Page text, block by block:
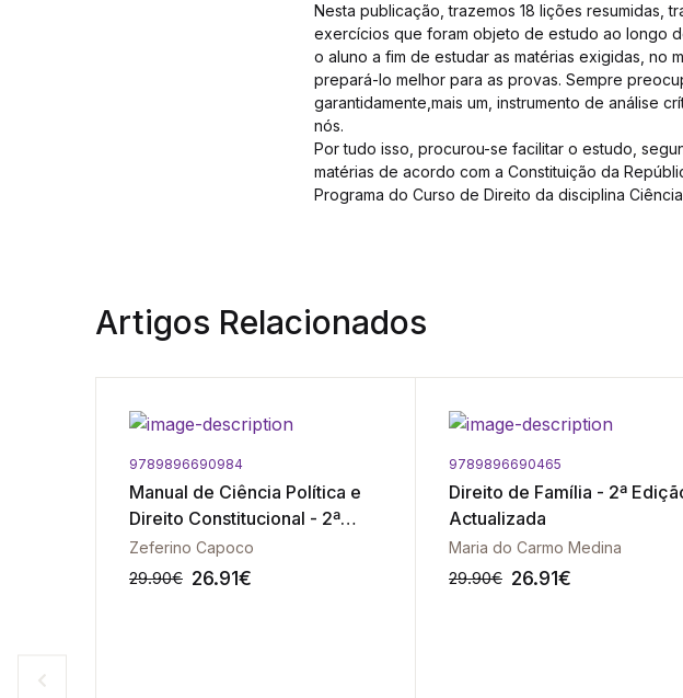
Nesta publicação, trazemos 18 lições resumidas,
exercícios que foram objeto de estudo ao longo
o aluno a fim de estudar as matérias exigidas,
prepará-lo melhor para as provas. Sempre
garantidamente,mais um, instrumento de análise
nós.
Por tudo isso, procurou-se facilitar o estudo,
matérias de acordo com a Constituição da
Programa do Curso de Direito da disciplina
Artigos Relacionados
9789896690984
Manual de Ciência Política e
Direito Constitucional - 2ª
Edição
Zeferino Capoco
29.90€ 26.91€
9789896690465
Direito de Família - 2ª
Actualizada
Maria do Carmo Medina
29.90€ 26.91€